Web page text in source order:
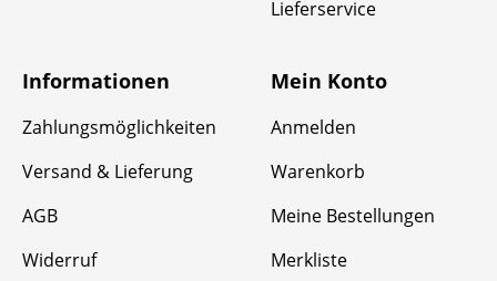
Lieferservice
Informationen
Zahlungsmöglichkeiten
Versand & Lieferung
AGB
Widerruf
Mein Konto
Anmelden
Warenkorb
Meine Bestellungen
Merkliste